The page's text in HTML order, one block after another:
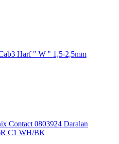
Harf " W " 1,5-2,5mm
Contact 0803924 Daralan
C1 WH/BK